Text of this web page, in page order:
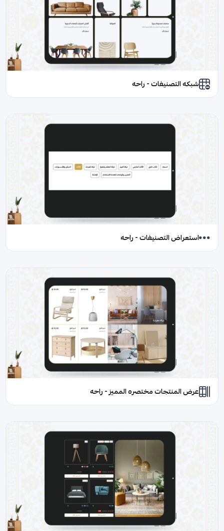
شبكه التصنيفات - راحه
استعراض التصنيفات - راحه
عرض المنتجات مختصره المميز - راحه